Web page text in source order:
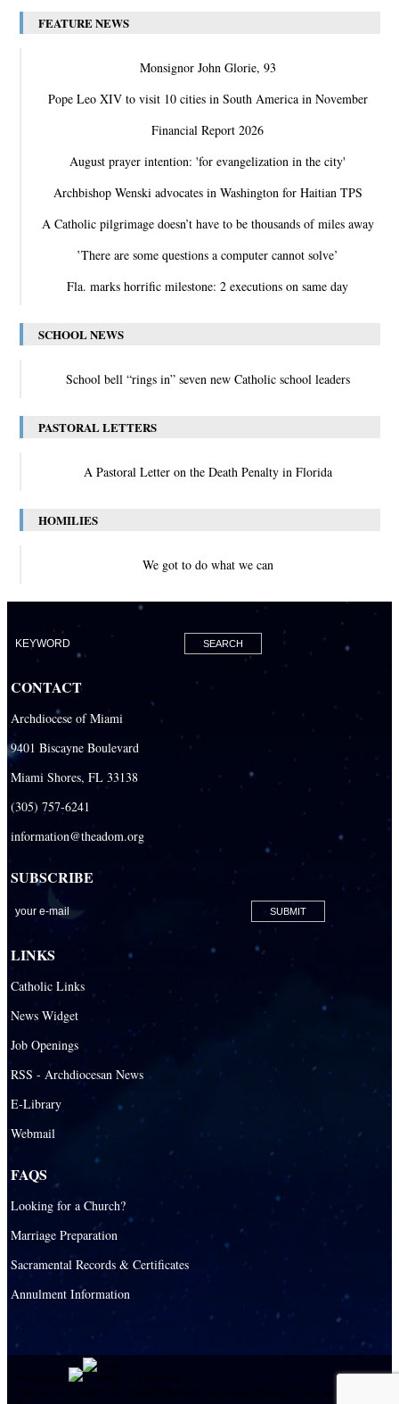
FEATURE NEWS
Monsignor John Glorie, 93
Pope Leo XIV to visit 10 cities in South America in November
Financial Report 2026
August prayer intention: 'for evangelization in the city'
Archbishop Wenski advocates in Washington for Haitian TPS
A Catholic pilgrimage doesn’t have to be thousands of miles away
‛There are some questions a computer cannot solve’
Fla. marks horrific milestone: 2 executions on same day
SCHOOL NEWS
School bell “rings in” seven new Catholic school leaders
PASTORAL LETTERS
A Pastoral Letter on the Death Penalty in Florida
HOMILIES
We got to do what we can
CONTACT
Archdiocese of Miami
9401 Biscayne Boulevard
Miami Shores, FL 33138
(305) 757-6241
information@theadom.org
SUBSCRIBE
LINKS
Catholic Links
News Widget
Job Openings
RSS - Archdiocesan News
E-Library
Webmail
FAQS
Looking for a Church?
Marriage Preparation
Sacramental Records & Certificates
Annulment Information